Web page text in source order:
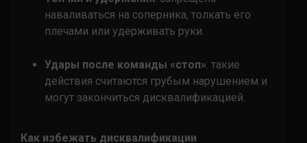
наваливаться на соперника, толкать его
плечами или удерживать руки.
Удары после команды «стоп»: такие
действия считаются грубым нарушением и
могут закончиться дисквалификацией.
Как избежать дисквалификации